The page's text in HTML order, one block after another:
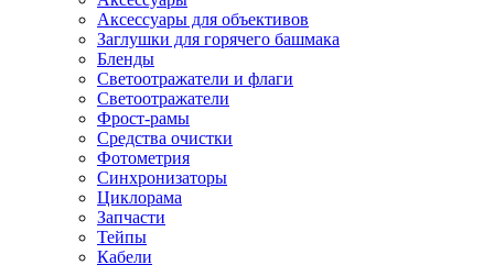
Аксессуары для объективов
Заглушки для горячего башмака
Бленды
Светоотражатели и флаги
Светоотражатели
Фрост-рамы
Средства очистки
Фотометрия
Синхронизаторы
Циклорама
Запчасти
Тейпы
Кабели